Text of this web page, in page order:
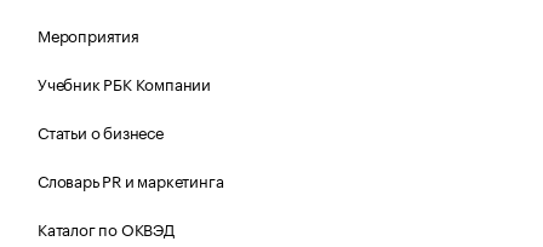
Мероприятия
Учебник РБК Компании
Статьи о бизнесе
Словарь PR и маркетинга
Каталог по ОКВЭД